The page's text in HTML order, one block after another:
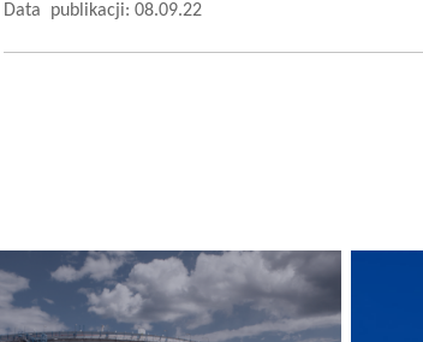
Data publikacji: 08.09.22